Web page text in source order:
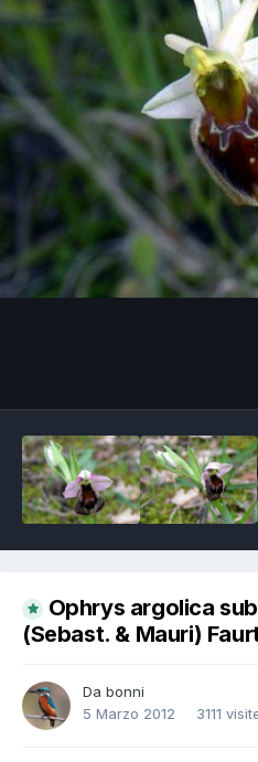
Ophrys argolica
(Sebast. & Mauri)
Da bonni
5 Marzo 2012
3111